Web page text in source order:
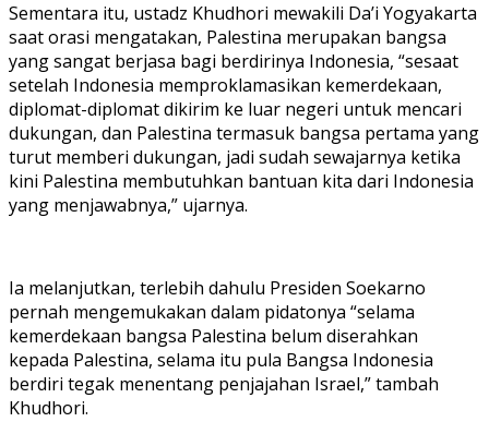
Sementara itu, ustadz Khudhori mewakili Da’i Yogyakarta
saat orasi mengatakan, Palestina merupakan bangsa
yang sangat berjasa bagi berdirinya Indonesia, “sesaat
setelah Indonesia memproklamasikan kemerdekaan,
diplomat-diplomat dikirim ke luar negeri untuk mencari
dukungan, dan Palestina termasuk bangsa pertama yang
turut memberi dukungan, jadi sudah sewajarnya ketika
kini Palestina membutuhkan bantuan kita dari Indonesia
yang menjawabnya,” ujarnya.
Ia melanjutkan, terlebih dahulu Presiden Soekarno
pernah mengemukakan dalam pidatonya “selama
kemerdekaan bangsa Palestina belum diserahkan
kepada Palestina, selama itu pula Bangsa Indonesia
berdiri tegak menentang penjajahan Israel,” tambah
Khudhori.